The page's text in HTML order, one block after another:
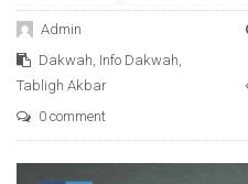
Admin
Dakwah, Info Dakwah,
Tabligh Akbar
0 comment